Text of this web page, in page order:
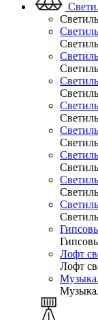
Лофт
Лофт